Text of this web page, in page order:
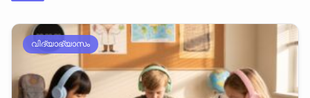
വിദ്യാഭ്യാസം